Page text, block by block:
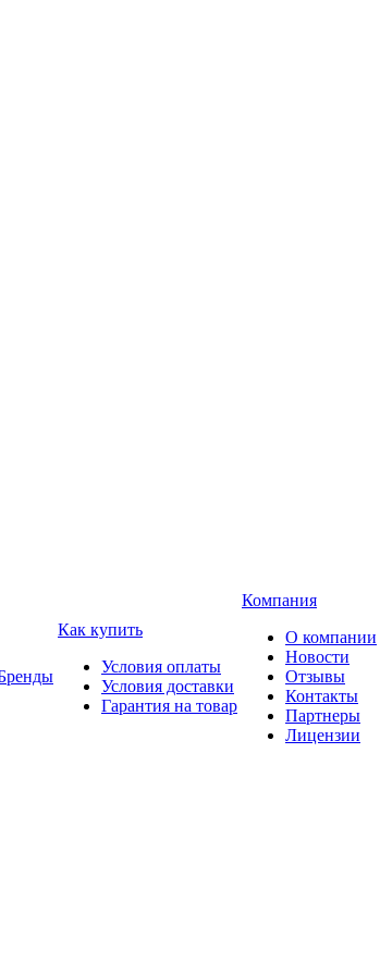
Как купить
Условия оплаты
Условия доставки
Гарантия на товар
Компания
О компании
Новости
Отзывы
Контакты
Партнеры
Лицензии